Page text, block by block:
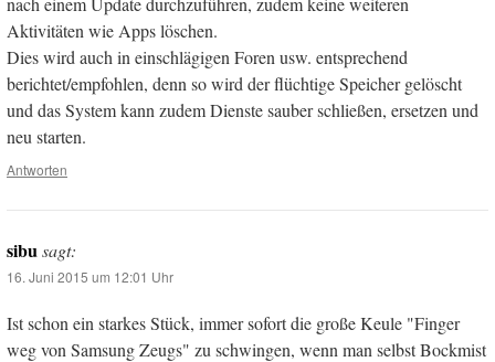
Aktivitäten wie Apps löschen.
Dies wird auch in einschlägigen Foren usw. entsprechend
berichtet/empfohlen, denn so wird der flüchtige Speicher gelöscht
und das System kann zudem Dienste sauber schließen, ersetzen und
neu starten.
Antworten
sibu sagt:
16. Juni 2015 um 12:01 Uhr
Ist schon ein starkes Stück, immer sofort die große Keule "Finger
weg von Samsung Zeugs" zu schwingen, wenn man selbst Bockmist